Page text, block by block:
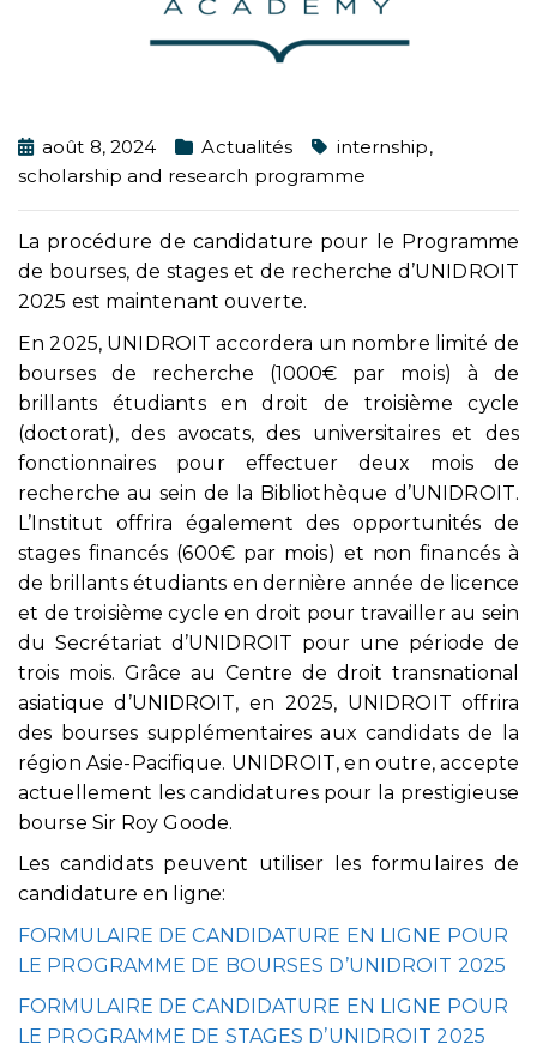
août 8, 2024 Actualités internship,
scholarship and research programme
La procédure de candidature pour le Programme
de bourses, de stages et de recherche d’UNIDROIT
2025 est maintenant ouverte.
En 2025, UNIDROIT accordera un nombre limité de
bourses de recherche (1000€ par mois) à de
brillants étudiants en droit de troisième cycle
(doctorat), des avocats, des universitaires et des
fonctionnaires pour effectuer deux mois de
recherche au sein de la Bibliothèque d’UNIDROIT.
L’Institut offrira également des opportunités de
stages financés (600€ par mois) et non financés à
de brillants étudiants en dernière année de licence
et de troisième cycle en droit pour travailler au sein
du Secrétariat d’UNIDROIT pour une période de
trois mois. Grâce au Centre de droit transnational
asiatique d’UNIDROIT, en 2025, UNIDROIT offrira
des bourses supplémentaires aux candidats de la
région Asie-Pacifique. UNIDROIT, en outre, accepte
actuellement les candidatures pour la prestigieuse
bourse Sir Roy Goode.
Les candidats peuvent utiliser les formulaires de
candidature en ligne:
FORMULAIRE DE CANDIDATURE EN LIGNE POUR
LE PROGRAMME DE BOURSES D’UNIDROIT 2025
FORMULAIRE DE CANDIDATURE EN LIGNE POUR
LE PROGRAMME DE STAGES D’UNIDROIT 2025